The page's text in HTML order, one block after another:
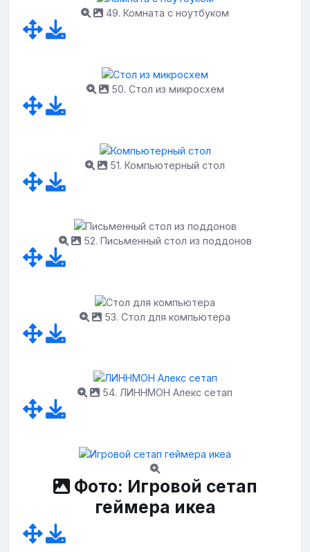
49. Комната с ноутбуком
50. Стол из микросхем
51. Компьютерный стол
52. Письменный стол из поддонов
53. Стол для компьютера
54. ЛИННМОН Алекс сетап
Фото: Игровой сетап
геймера икеа